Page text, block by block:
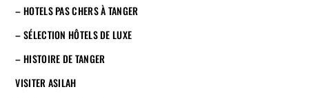
– HOTELS PAS CHERS À TANGER
– SÉLECTION HÔTELS DE LUXE
– HISTOIRE DE TANGER
VISITER ASILAH